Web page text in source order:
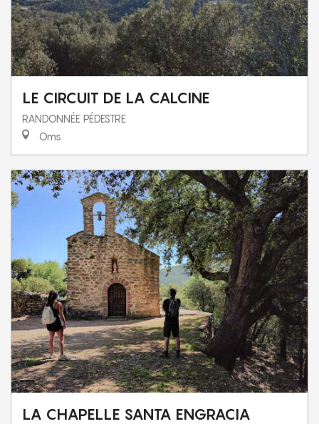
LE CIRCUIT DE LA CALCINE
RANDONNÉE PÉDESTRE
Oms
LA CHAPELLE SANTA ENGRACIA